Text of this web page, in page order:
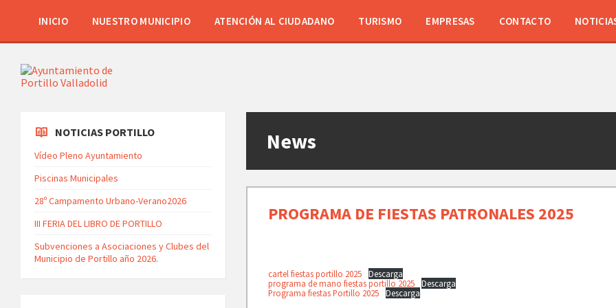
INICIO NUESTRO MUNICIPIO ATENCIÓN AL CIUDADANO TURISMO EMPRESAS CONTACTO
News
PROGRAMA DE FIESTAS PATRONALES 2025
cartel fiestas portillo 2025
Descarga
programa de mano fiestas portillo 2025
Descarga
Programa fiestas Portillo 2025
Descarga
NOTICIAS PORTILLO
Vídeo Pleno Ayuntamiento
Piscinas Municipales
28º Campamento Urbano-Verano2026
III FERIA DEL LIBRO DE PORTILLO
Subvenciones a Asociaciones y Clubes del
Municipio de Portillo año 2026.